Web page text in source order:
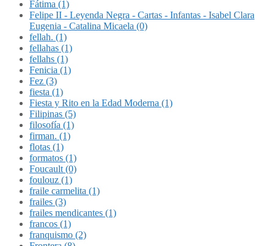
Fátima (1)
Felipe II - Leyenda Negra - Cartas - Infantas - Isabel Clara
Eugenia - Catalina Micaela (0)
fellah. (1)
fellahas (1)
fellahs (1)
Fenicia (1)
Fez (3)
fiesta (1)
Fiesta y Rito en la Edad Moderna (1)
Filipinas (5)
filosofía (1)
firman. (1)
flotas (1)
formatos (1)
Foucault (0)
foulouz (1)
fraile carmelita (1)
frailes (3)
frailes mendicantes (1)
francos (1)
franquismo (2)